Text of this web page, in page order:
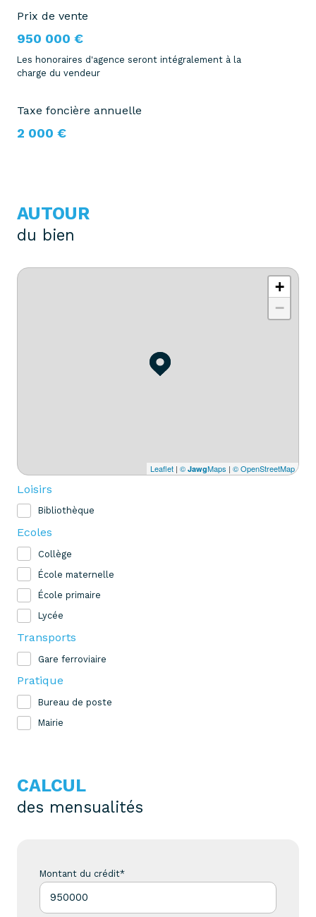
Prix de vente
950 000 €
Les honoraires d'agence seront intégralement à la
charge du vendeur
Taxe foncière annuelle
2 000 €
AUTOUR
du bien
+
−
Leaflet | © JawgMaps | © OpenStreetMap
Loisirs
Bibliothèque
Ecoles
Collège
École maternelle
École primaire
Lycée
Transports
Gare ferroviaire
Pratique
Bureau de poste
Mairie
CALCUL
des mensualités
Montant du crédit*